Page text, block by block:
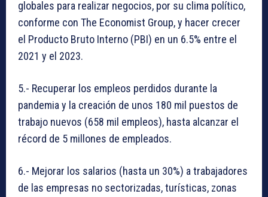
globales para realizar negocios, por su clima político,
conforme con The Economist Group, y hacer crecer
el Producto Bruto Interno (PBI) en un 6.5% entre el
2021 y el 2023.
5.- Recuperar los empleos perdidos durante la
pandemia y la creación de unos 180 mil puestos de
trabajo nuevos (658 mil empleos), hasta alcanzar el
récord de 5 millones de empleados.
6.- Mejorar los salarios (hasta un 30%) a trabajadores
de las empresas no sectorizadas, turísticas, zonas